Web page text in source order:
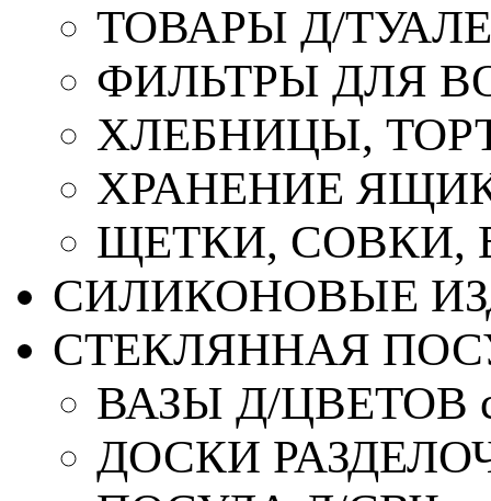
ТОВАРЫ Д/
ФИЛЬТРЫ ДЛЯ
ХЛЕБНИЦЫ,
ХРАНЕНИЕ
ЩЕТКИ, СОВКИ,
СИЛИКОНОВЫЕ
СТЕКЛЯННАЯ
ВАЗЫ Д/ЦВЕТОВ
ДОСКИ